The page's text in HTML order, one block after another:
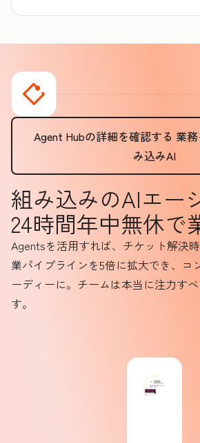
Agent Hubの詳細を確認する 業
み込みAI
組み込みのAIエー
24時間年中無休で
Agentsを活用すれば、チケット解決
業パイプラインを5倍に拡大でき、コ
ーディーに。チームは本当に注力す
す。